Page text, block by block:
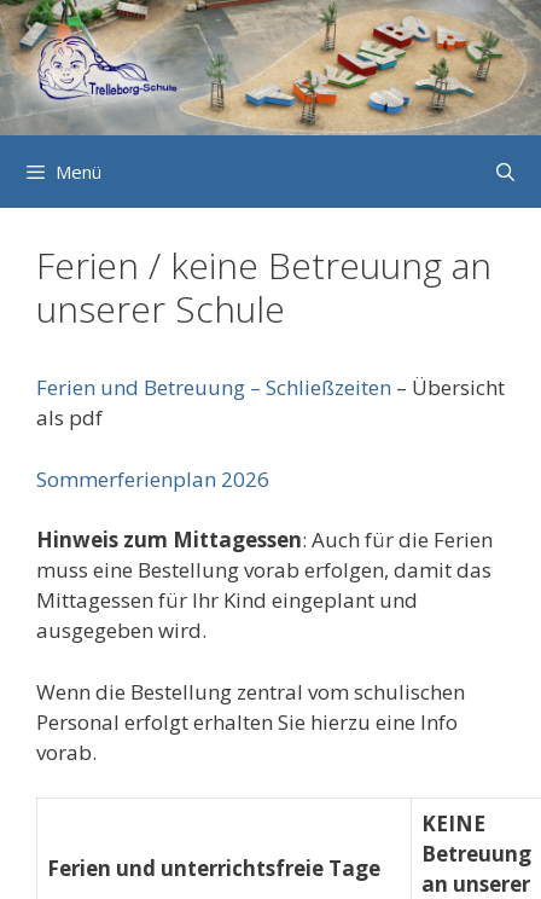
Zum
Inhalt
springen
Menü
Ferien / keine Betreuung an
unserer Schule
Ferien und Betreuung – Schließzeiten – Übersicht
als pdf
Sommerferienplan 2026
Hinweis zum Mittagessen: Auch für die Ferien
muss eine Bestellung vorab erfolgen, damit das
Mittagessen für Ihr Kind eingeplant und
ausgegeben wird.
Wenn die Bestellung zentral vom schulischen
Personal erfolgt erhalten Sie hierzu eine Info
vorab.
Ferien und unterrichtsfreie Tage
KEINE
Betreuung
an unserer